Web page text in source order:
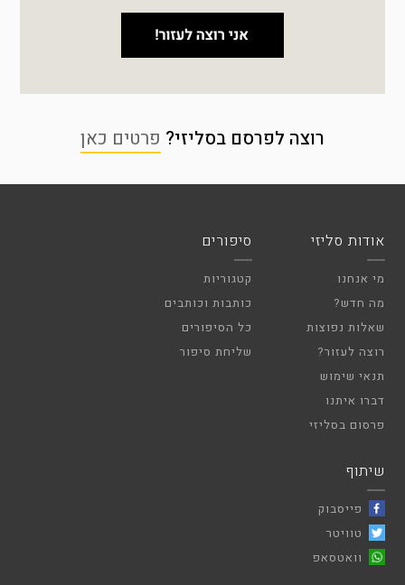
רוצה לפרסם בסליזי? פרטים כאן
אודות סליזי
מי אנחנו
מה חדש?
שאלות נפוצות
רוצה לעזור?
תנאי שימוש
דברו איתנו
פרסום בסליזי
סיפורים
קטגוריות
כותבות וכותבים
כל הסיפורים
שליחת סיפור
שיתוף
פייסבוק
טוויטר
וואטסאפ